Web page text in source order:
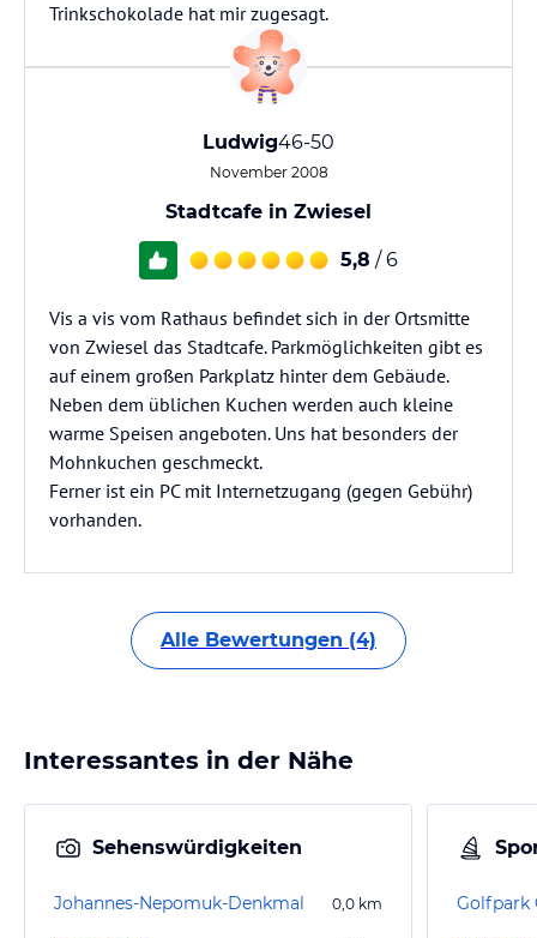
Trinkschokolade hat mir zugesagt.
Ludwig46-50
November 2008
Stadtcafe in Zwiesel
5,8 / 6
Vis a vis vom Rathaus befindet sich in der Ortsmitte
von Zwiesel das Stadtcafe. Parkmöglichkeiten gibt es
auf einem großen Parkplatz hinter dem Gebäude.
Neben dem üblichen Kuchen werden auch kleine
warme Speisen angeboten. Uns hat besonders der
Mohnkuchen geschmeckt.
Ferner ist ein PC mit Internetzugang (gegen Gebühr)
vorhanden.
Alle Bewertungen (4)
Interessantes in der Nähe
Sehenswürdigkeiten
Johannes-Nepomuk-Denkmal 0,0 km Golfpark